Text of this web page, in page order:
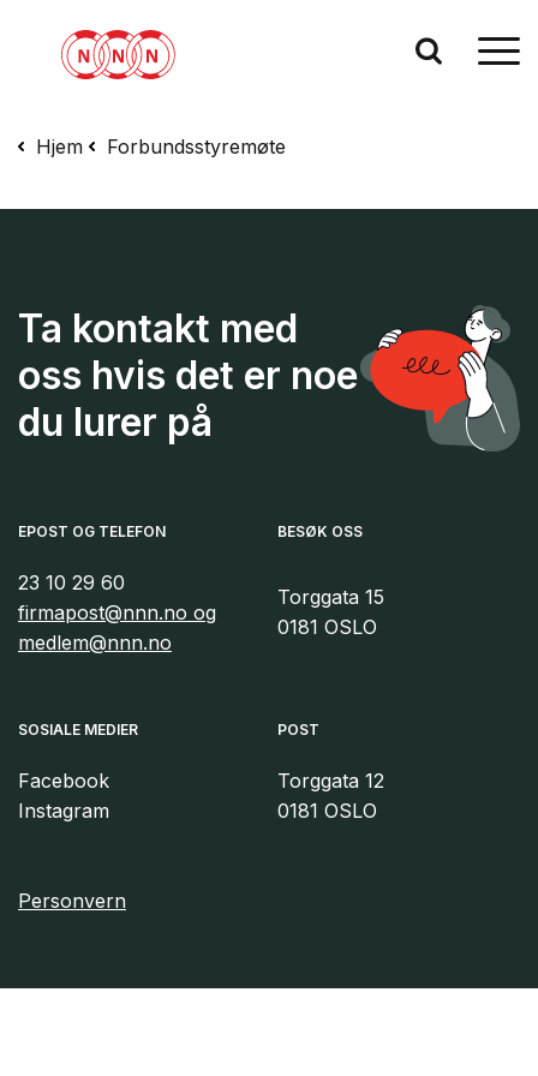
Hjem Forbundsstyremøte
Ta kontakt med
oss hvis det er noe
du lurer på
EPOST OG TELEFON
23 10 29 60
firmapost@nnn.no og
medlem@nnn.no
SOSIALE MEDIER
Facebook
Instagram
BESØK OSS
Torggata 15
0181 OSLO
POST
Torggata 12
0181 OSLO
Personvern